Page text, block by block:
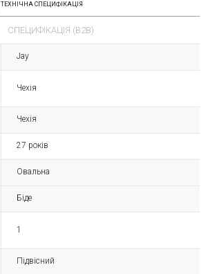
ТЕХНІЧНА СПЕЦИФІКАЦІЯ
СПЕЦИФІКАЦІЯ (B2B)
Jay
Чехія
Чехія
27 років
Овальна
Біде
1
Підвісний